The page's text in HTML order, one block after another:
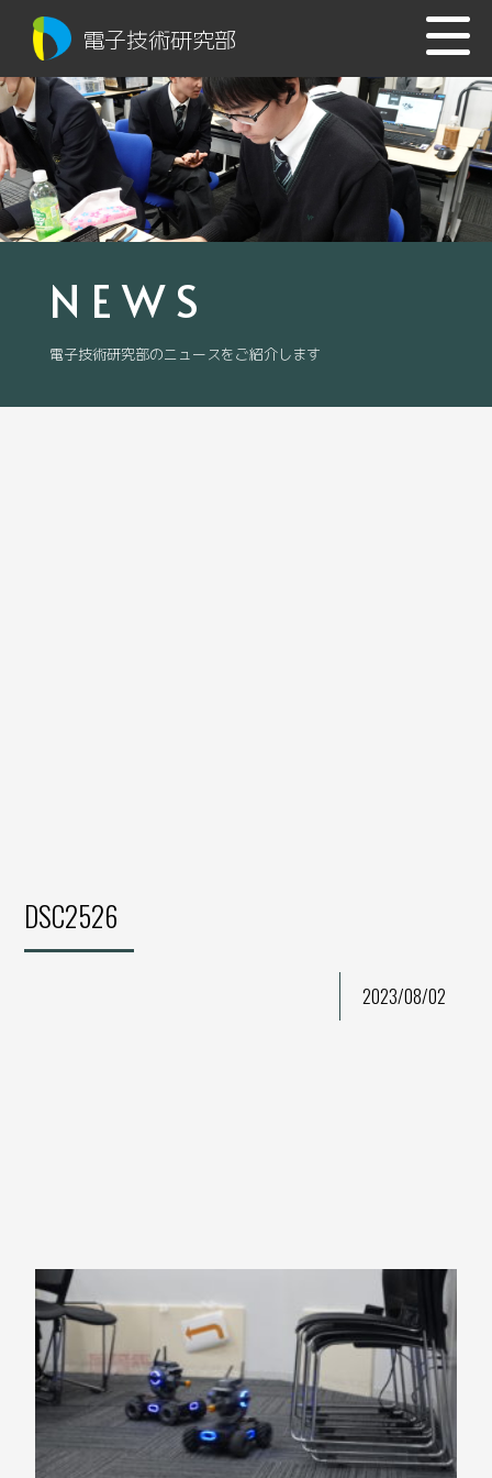
電子技術研究部
NEWS
電子技術研究部のニュースをご紹介します
DSC2526
2023/08/02